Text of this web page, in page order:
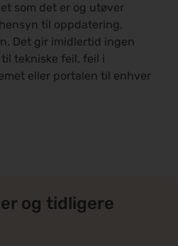
som det er og utøver
til oppdatering,
Det gir imidlertid ingen
tekniske feil, feil i
eller portalen til enhver
og tidligere